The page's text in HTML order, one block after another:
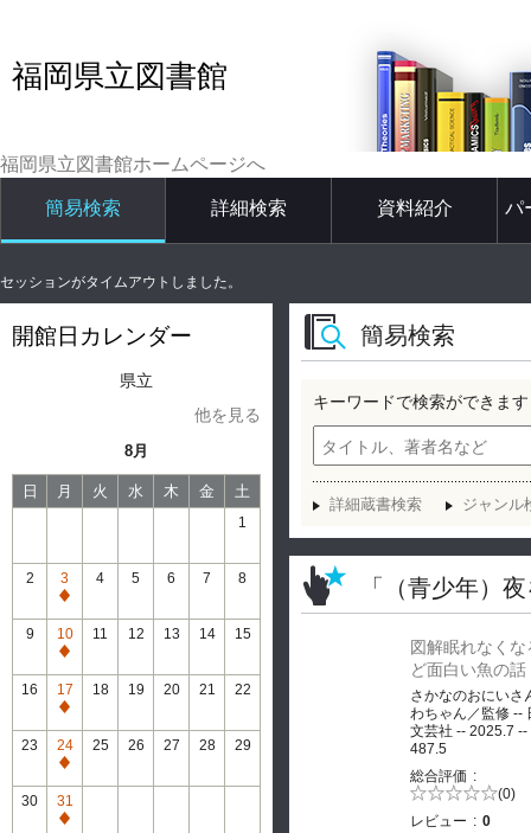
福岡県立図書館
福岡県立図書館ホームページへ
簡易検索 詳細検索 資料紹介 パ
セッションがタイムアウトしました。
開館日カレンダー
県立
他を見る
8月
日 月 火 水 木 金 土
1
2
3
通
常
休
館
4 5 6 7 8
9
10
通
常
休
館
11 12 13 14 15
16
17
通
常
休
館
18 19 20 21 22
23
24
通
常
休
25 26 27 28 29
30
31
通
簡易検索
キーワードで検索ができます
詳細蔵書検索 ジャンル
「（青少年）
図解眠れなくな
ど面白い魚の話
さかなのおにいさ
わちゃん／監修 --
文芸社 -- 2025.7 --
487.5
総合評価
5段階評価の (0)
レビュー
0